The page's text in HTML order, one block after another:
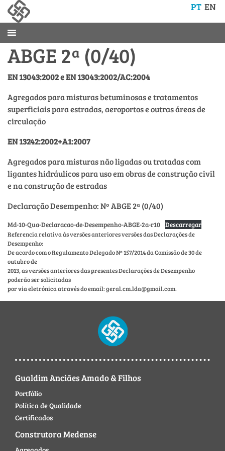
PT EN
ABGE 2ª (0/40)
EN 13043:2002 e EN 13043:2002/AC:2004
Agregados para misturas betuminosas e tratamentos
superficiais para estradas, aeroportos e outras áreas de
circulação
EN 13242:2002+A1:2007
Agregados para misturas não ligadas ou tratadas com
ligantes hidráulicos para uso em obras de construção civil
e na construção de estradas
Declaração Desempenho: Nº ABGE 2ª (0/40)
Md-10-Qua-Declaracao-de-Desempenho-ABGE-2a-r10 Descarregar
Referencia relativa ás versões anteriores versões das Declarações de
Desempenho:
De acordo com o Regulamento Delegado Nº 157/2014 da Comissão de 30 de
outubro de
2013, as versões anteriores das presentes Declarações de Desempenho
poderão ser solicitadas
por via eletrónica através do email: geral.cm.lda@gmail.com.
Gualdim Anciães Amado & Filhos
Portfólio
Política de Qualidade
Certificados
Construtora Medense